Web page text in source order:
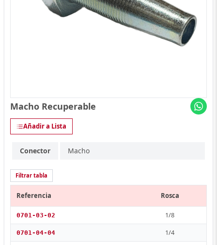
Macho Recuperable
Añadir a Lista
Conector Macho
Filtrar tabla
Referencia Rosca
0701-03-02 1/8
0701-04-04 1/4